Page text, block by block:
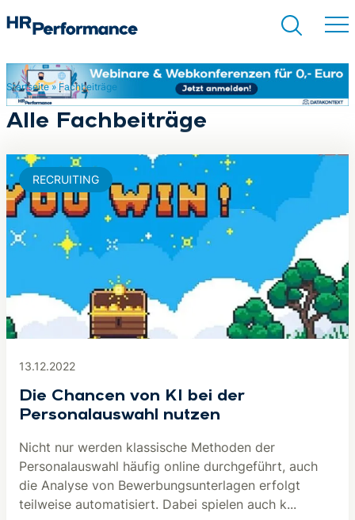
Suchen
Startseite» Fachbeiträge
Alle Fachbeiträge
13.12.2022
Die Chancen von KI bei der
Personalauswahl nutzen
Nicht nur werden klassische Methoden der
Personalauswahl häufig online durchgeführt, auch
die Analyse von Bewerbungsunterlagen erfolgt
teilweise automatisiert. Dabei spielen auch k...
RECRUITING